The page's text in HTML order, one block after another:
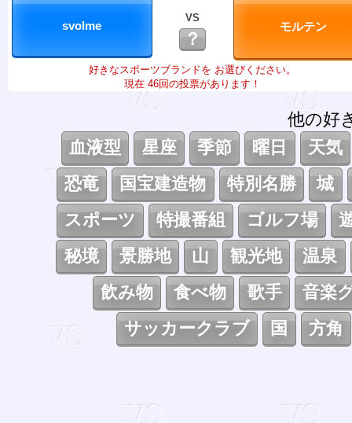
VS
？
好きなスポーツブランドを お選びください。
現在 46回の投票があります！
他の好
血液型
星座 季節 曜日
天気
恐竜
国宝建造物 特別名勝
城
スポーツ
特撮番組 ゴルフ場
秘境
景勝地 山 観光地
温泉
飲み物
食べ物 歌手
音楽
サッカークラブ
国 方角